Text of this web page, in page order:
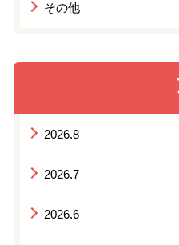
その他
2026.8
2026.7
2026.6